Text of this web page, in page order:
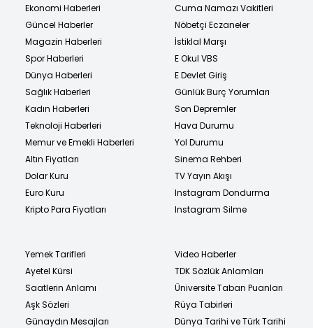
Ekonomi Haberleri
Güncel Haberler
Magazin Haberleri
Spor Haberleri
Dünya Haberleri
Sağlık Haberleri
Kadın Haberleri
Teknoloji Haberleri
Memur ve Emekli Haberleri
Altın Fiyatları
Dolar Kuru
Euro Kuru
Kripto Para Fiyatları
Cuma Namazı Vakitleri
Nöbetçi Eczaneler
İstiklal Marşı
E Okul VBS
E Devlet Giriş
Günlük Burç Yorumları
Son Depremler
Hava Durumu
Yol Durumu
Sinema Rehberi
TV Yayın Akışı
Instagram Dondurma
Instagram Silme
Yemek Tarifleri
Ayetel Kürsi
Saatlerin Anlamı
Aşk Sözleri
Günaydın Mesajları
Video Haberler
TDK Sözlük Anlamları
Üniversite Taban Puanları
Rüya Tabirleri
Dünya Tarihi ve Türk Tarihi